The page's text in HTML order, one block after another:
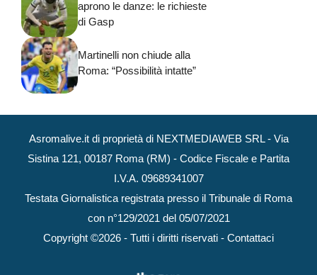
aprono le danze: le richieste
di Gasp
Martinelli non chiude alla
Roma: “Possibilità intatte”
Asromalive.it di proprietà di NEXTMEDIAWEB SRL - Via
Sistina 121, 00187 Roma (RM) - Codice Fiscale e Partita
I.V.A. 09689341007
Testata Giornalistica registrata presso il Tribunale di Roma
con n°129/2021 del 05/07/2021
Copyright ©2026 - Tutti i diritti riservati - Contattaci